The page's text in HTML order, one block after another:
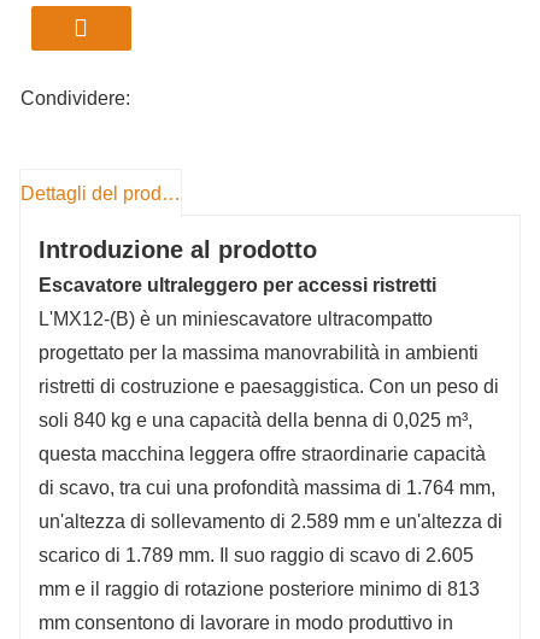
consegna sicura a domicilio.
Condividere:
Dettagli del prodotto
Introduzione al prodotto
Escavatore ultraleggero per accessi ristretti
L'MX12-(B) è un miniescavatore ultracompatto
progettato per la massima manovrabilità in ambienti
ristretti di costruzione e paesaggistica. Con un peso di
soli 840 kg e una capacità della benna di 0,025 m³,
questa macchina leggera offre straordinarie capacità
di scavo, tra cui una profondità massima di 1.764 mm,
un'altezza di sollevamento di 2.589 mm e un'altezza di
scarico di 1.789 mm. Il suo raggio di scavo di 2.605
mm e il raggio di rotazione posteriore minimo di 813
mm consentono di lavorare in modo produttivo in